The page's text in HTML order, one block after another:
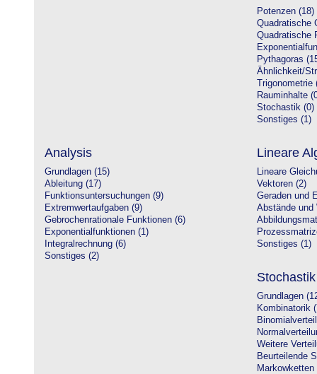
Potenzen (18)
Quadratische
Quadratische
Pythagoras
Ähnlichkeit/
Trigonometrie
Rauminhalte
Stochastik (0)
Sonstiges (1)
Analysis
Grundlagen (15)
Ableitung (17)
Funktionsuntersuchungen (9)
Extremwertaufgaben (9)
Gebrochenrationale Funktionen (6)
Exponentialfunktionen (1)
Integralrechnung (6)
Sonstiges (2)
Lineare
Lineare
Vektoren (2)
Geraden und
Abstände und
Sonstiges (1)
Stochastik
Grundlagen
Kombinatorik
Weitere
Beurteilende
Markowketten